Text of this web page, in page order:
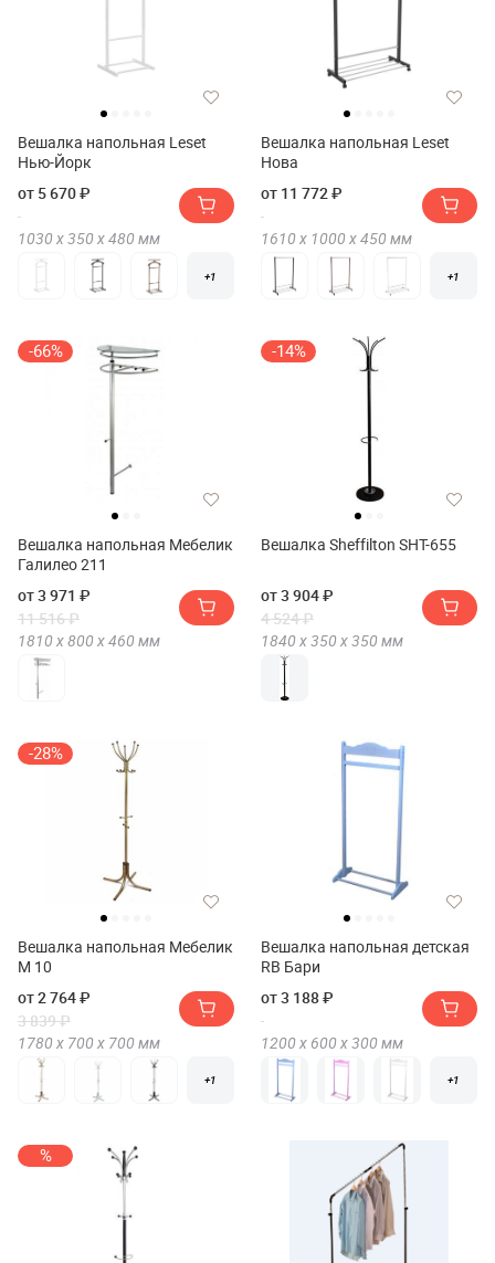
Вешалка напольная Leset
Нью-Йорк
от 5 670 ₽
1030 х350 х480 мм
+1
Вешалка напольная Leset
Нова
от 11 772 ₽
1610 х 1000 х450 мм
+1
-66%
Вешалка напольная Мебелик
Галилео 211
от 3 971 ₽
11 516 ₽
1810 х800 х460 мм
-14%
Вешалка Sheffilton SHT-655
от 3 904 ₽
4 524 ₽
1840 х350 х350 мм
-28%
Вешалка напольная Мебелик
М 10
от 2 764 ₽
3 839 ₽
1780 х 700 х 700 мм
+1
Вешалка напольная детская
RB Бари
от 3 188 ₽
1200 х 600 х300 мм
+1
%